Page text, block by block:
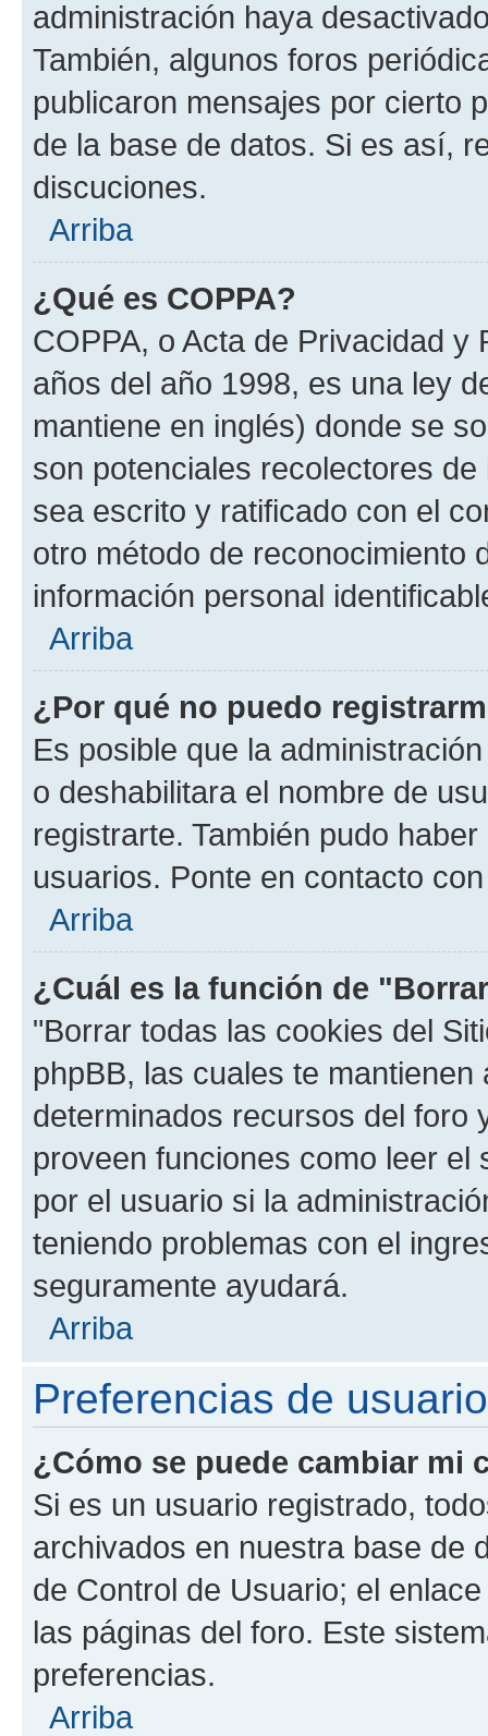
administración haya
También, algunos foros
publicaron mensajes por cierto
de la base de datos. Si es así,
discuciones.
Arriba
¿Qué es COPPA?
COPPA, o Acta de Privacidad
años del año 1998, es una ley
mantiene en inglés) donde se
son potenciales recolectores
sea escrito y ratificado con el
otro método de reconocimiento
información personal
Arriba
¿Por qué no puedo
Es posible que la
o deshabilitara el nombre de
registrarte. También pudo
usuarios. Ponte en contacto
Arriba
¿Cuál es la función de
"Borrar todas las cookies del
phpBB, las cuales te
determinados recursos del foro
proveen funciones como leer el
por el usuario si la
teniendo problemas con el
seguramente ayudará.
Arriba
Preferencias de
¿Cómo se puede cambiar mi
Si es un usuario registrado,
archivados en nuestra base de
de Control de Usuario; el
las páginas del foro. Este
preferencias.
Arriba